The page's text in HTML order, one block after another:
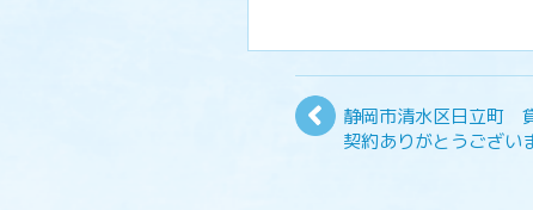
静岡市清水区日立町
契約ありがとうござい